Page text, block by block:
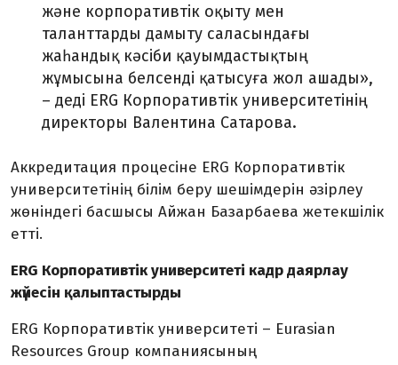
және корпоративтік оқыту мен
таланттарды дамыту саласындағы
жаһандық кәсіби қауымдастықтың
жұмысына белсенді қатысуға жол ашады»,
– деді ERG Корпоративтік университетінің
директоры Валентина Сатарова.
Аккредитация процесіне ERG Корпоративтік
университетінің білім беру шешімдерін әзірлеу
жөніндегі басшысы Айжан Базарбаева жетекшілік
етті.
ERG Корпоративтік университеті кадр даярлау
жүйесін қалыптастырды
ERG Корпоративтік университеті – Eurasian
Resources Group компаниясының